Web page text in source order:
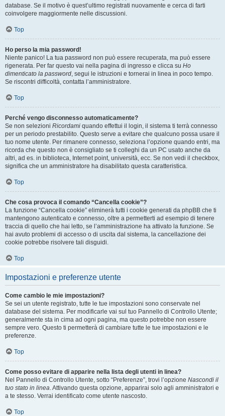
database. Se il motivo è quest’ultimo registrati nuovamente e cerca di farti
coinvolgere maggiormente nelle discussioni.
Top
Ho perso la mia password!
Niente panico! La tua password non può essere recuperata, ma può essere
rigenerata. Per far questo vai nella pagina di ingresso e clicca su Ho
dimenticato la password, segui le istruzioni e tornerai in linea in poco tempo.
Se riscontri difficoltà, contatta l’amministratore.
Top
Perché vengo disconnesso automaticamente?
Se non selezioni Ricordami quando effettui il login, il sistema ti terrà connesso
per un periodo prestabilito. Questo serve a evitare che qualcuno possa usare il
tuo nome utente. Per rimanere connesso, seleziona l’opzione quando entri, ma
ricorda che questo non è consigliato se ti colleghi da un PC usato anche da
altri, ad es. in biblioteca, Internet point, università, ecc. Se non vedi il checkbox,
significa che un amministratore ha disabilitato questa caratteristica.
Top
Che cosa provoca il comando “Cancella cookie”?
La funzione “Cancella cookie” eliminerà tutti i cookie generati da phpBB che ti
mantengono autenticato e connesso, oltre a permetterti ad esempio di tenere
traccia di quello che hai letto, se l’amministrazione ha attivato la funzione. Se
hai avuto problemi di accesso o di uscita dal sistema, la cancellazione dei
cookie potrebbe risolvere tali disguidi.
Top
Impostazioni e preferenze utente
Come cambio le mie impostazioni?
Se sei un utente registrato, tutte le tue impostazioni sono conservate nel
database del sistema. Per modificarle vai sul tuo Pannello di Controllo Utente;
generalmente sta in cima ad ogni pagina, ma questo potrebbe non essere
sempre vero. Questo ti permetterà di cambiare tutte le tue impostazioni e le
preferenze.
Top
Come posso evitare di apparire nella lista degli utenti in linea?
Nel Pannello di Controllo Utente, sotto “Preferenze”, trovi l’opzione Nascondi il
tuo stato in linea. Attivando questa opzione, apparirai solo agli amministratori e
a te stesso. Verrai identificato come utente nascosto.
Top